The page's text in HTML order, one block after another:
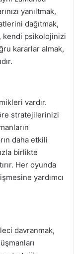
yanıltmak,
dağıtmak,
kendi psikolojinizi
kararlar almak,
vardır.
stratejilerinizi
daha etkili
birlikte
Her oyunda
yardımcı
davranmak,